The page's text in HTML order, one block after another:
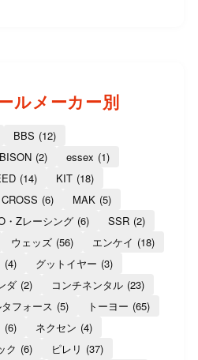
ルメーカー別
BBS (12)
BISON (2) essex (1)
(14) KIT (18)
(6) MAK (5)
・Zレーシング (6) SSR (2)
ウェッズ (56) エンケイ (18)
(4) グットイヤー (3)
ダ (2) コンチネンタル (23)
フォース (5) トーヨー (65)
(6) ネクセン (4)
ク (6) ピレリ (37)